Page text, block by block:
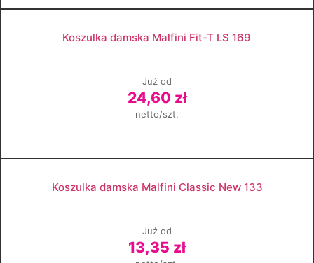
Koszulka damska Malfini Fit-T LS 169
Już od
24,60 zł
netto/szt.
Koszulka damska Malfini Classic New 133
Już od
13,35 zł